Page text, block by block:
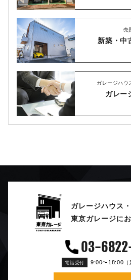
売
新築・中
ガレージハウ
ガレー
ガレージハウス
東京ガレージに
03-
電話受付 9:00〜18:00（